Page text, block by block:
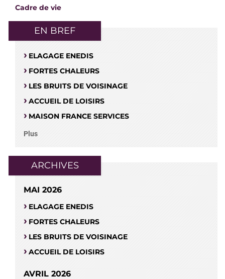
Cadre de vie
EN BREF
ELAGAGE ENEDIS
FORTES CHALEURS
LES BRUITS DE VOISINAGE
ACCUEIL DE LOISIRS
MAISON FRANCE SERVICES
Plus
ARCHIVES
MAI 2026
ELAGAGE ENEDIS
FORTES CHALEURS
LES BRUITS DE VOISINAGE
ACCUEIL DE LOISIRS
AVRIL 2026